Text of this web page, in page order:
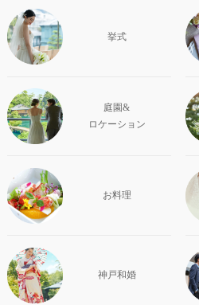
挙式
庭園&
ロケーション
お料理
神戸和婚